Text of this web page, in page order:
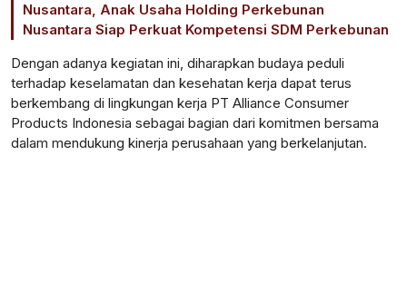
Nusantara, Anak Usaha Holding Perkebunan
Nusantara Siap Perkuat Kompetensi SDM Perkebunan
Dengan adanya kegiatan ini, diharapkan budaya peduli
terhadap keselamatan dan kesehatan kerja dapat terus
berkembang di lingkungan kerja PT Alliance Consumer
Products Indonesia sebagai bagian dari komitmen bersama
dalam mendukung kinerja perusahaan yang berkelanjutan.